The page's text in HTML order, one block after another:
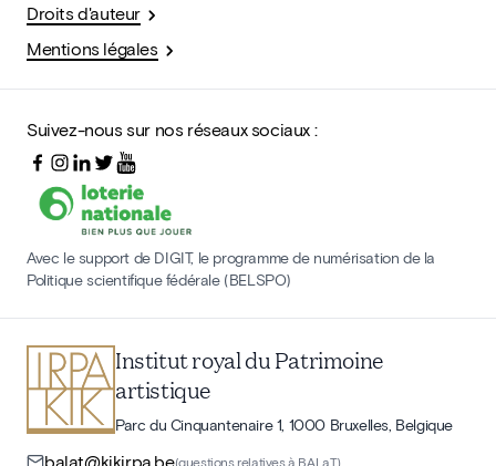
Droits d'auteur
Mentions légales
Suivez-nous sur nos réseaux sociaux :
Avec le support de DIGIT, le programme de numérisation de la
Politique scientifique fédérale (BELSPO)
Institut royal du Patrimoine
artistique
Parc du Cinquantenaire 1, 1000 Bruxelles, Belgique
balat@kikirpa.be(questions relatives à BALaT)